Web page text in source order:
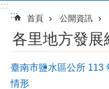
:::
:::
首頁 公開資訊
各里地方發展
臺南市鹽水區公所 113
情形